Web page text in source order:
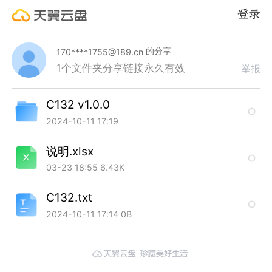
登录
170****1755@189.cn 的分享
1个文件夹分享链接永久有效 举报
C132 v1.0.0
2024-10-11 17:19
说明.xlsx
03-23 18:55 6.43K
C132.txt
2024-10-11 17:14 0B